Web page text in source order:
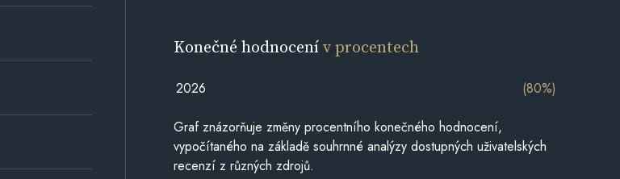
Konečné hodnocenív procentech
2026 (80%)
Graf znázorňuje změny procentního konečného hodnocení,
vypočítaného na základě souhrnné analýzy dostupných uživatelských
recenzí z různých zdrojů.